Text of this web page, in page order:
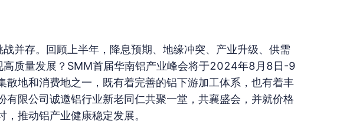
并存。回顾上半年，降息预期、地缘冲突、产业升级、供需
质量发展？SMM首届华南铝产业峰会将于2024年8月8日-9
地和消费地之一，既有着完善的铝下游加工体系，也有着丰
限公司诚邀铝行业新老同仁共聚一堂，共襄盛会，并就价格
推动铝产业健康稳定发展。